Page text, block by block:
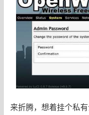
来折腾，想着挂个私